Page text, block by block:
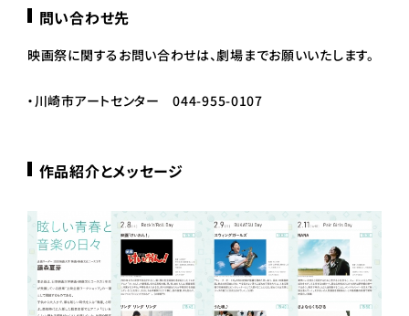
問い合わせ先
映画祭に関するお問い合わせは、劇場までお願いいたします。
・川崎市アートセンター 044-955-0107
作品紹介とメッセージ